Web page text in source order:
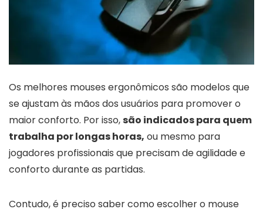
Os melhores mouses ergonômicos são modelos que
se ajustam às mãos dos usuários para promover o
maior conforto. Por isso,são indicados para quem
trabalha por longas horas, ou mesmo para
jogadores profissionais que precisam de agilidade e
conforto durante as partidas.
Contudo, é preciso saber como escolher o mouse